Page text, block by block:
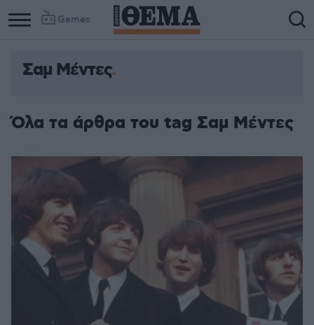
Games
Σαμ Μέντες
Όλα τα άρθρα του tag Σαμ Μέντες